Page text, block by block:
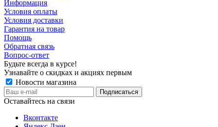
Информация
Условия оплаты
Условия доставки
Гарантия на товар
Помощь
Обратная связь
Вопрос-ответ
Будьте всегда в курсе!
Узнавайте о скидках и акциях первым
Новости магазина
Оставайтесь на связи
Вконтакте